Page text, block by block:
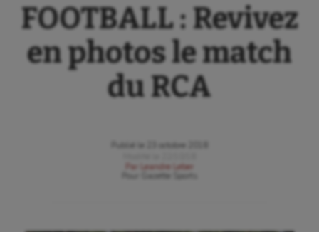
FOOTBALL : Revivez
en photos le match
du RCA
Publié le
23 octobre 2018
Par
Leandre Leber
Gazette Sports